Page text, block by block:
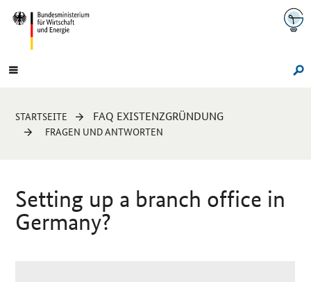
Navigation
Hauptmenü
Sie
sind
STARTSEITE FAQ EXISTENZGRÜNDUNG
FRAGEN UND ANTWORTEN
Setting up a branch office in
Germany?